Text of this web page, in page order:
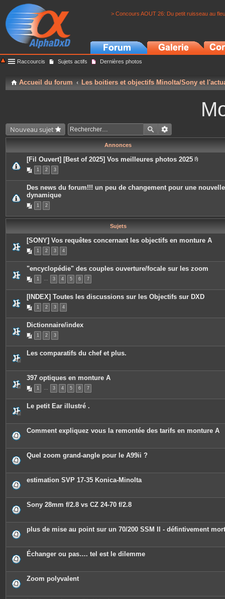
> Concours AOUT 26: Du petit ruisseau au
Raccourcis Sujets actifs Dernières photos
Accueil du forum Les boitiers et objectifs Minolta/Sony et
Nouveau sujet
Annonces
[Fil Ouvert] [Best of 2025] Vos meilleures photos 2025
c
e
n
1 2 3
Des news du forum!!! un peu de changement pour une nouvelle
dynamique
1 2
Sujets
[SONY] Vos requêtes concernant les objectifs en monture A
1 2 3 4
"encyclopédie" des couples ouverture/focale sur les zoom
1 … 3 4 5 6 7
[INDEX] Toutes les discussions sur les Objectifs sur DXD
1 2 3 4
Dictionnaire/index
1 2 3
Les comparatifs du chef et plus.
397 optiques en monture A
1 … 3 4 5 6 7
Le petit Ear illustré .
Comment expliquez vous la remontée des tarifs en monture A
Quel zoom grand-angle pour le A99ii ?
estimation SVP 17-35 Konica-Minolta
Sony 28mm f/2.8 vs CZ 24-70 f/2.8
plus de mise au point sur un 70/200 SSM II - défintivement
Échanger ou pas…. tel est le dilemme
Zoom polyvalent